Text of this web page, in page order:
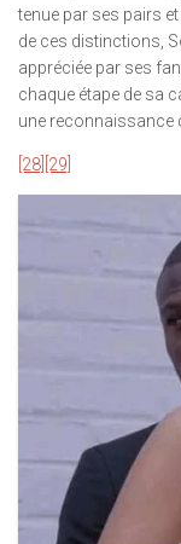
tenue par ses pairs
de ces distinctions,
appréciée par ses
chaque étape de sa
une reconnaissance
[28] [29]